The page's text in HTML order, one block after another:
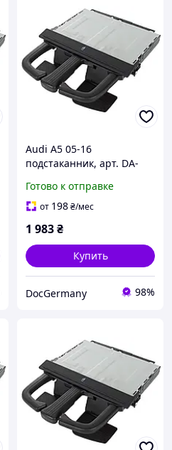
Audi A5 05-16
подстаканник, арт. DA-
Готово к отправке
от 198₴/мес
1 983₴
Купить
DocGermany 98%